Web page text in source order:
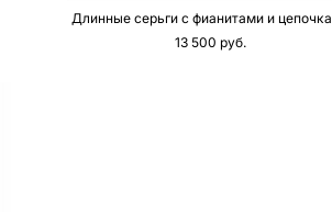
Длинные серьги с фианитами и
13 500 pуб.